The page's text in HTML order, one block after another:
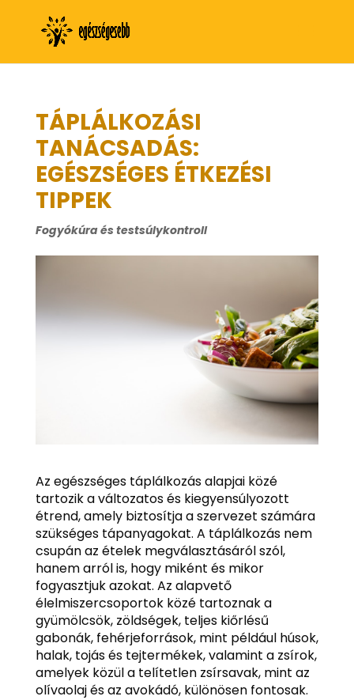
TÁPLÁLKOZÁSI
TANÁCSADÁS:
EGÉSZSÉGES ÉTKEZÉSI
TIPPEK
Fogyókúra és testsúlykontroll
Az egészséges táplálkozás alapjai közé
tartozik a változatos és kiegyensúlyozott
étrend, amely biztosítja a szervezet számára
szükséges tápanyagokat. A táplálkozás nem
csupán az ételek megválasztásáról szól,
hanem arról is, hogy miként és mikor
fogyasztjuk azokat. Az alapvető
élelmiszercsoportok közé tartoznak a
gyümölcsök, zöldségek, teljes kiőrlésű
gabonák, fehérjeforrások, mint például húsok,
halak, tojás és tejtermékek, valamint a zsírok,
amelyek közül a telítetlen zsírsavak, mint az
olívaolaj és az avokádó, különösen fontosak.